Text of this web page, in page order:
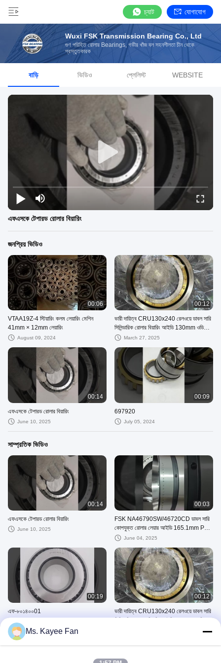
চ্যাট যোগাযোগ
Wuxi FSK Transmission Bearing Co., Ltd
গুণ পরিহিত রোলার Bearings, গভীর খাঁজ বল সহনশীলতা চীন থেকে
প্রস্তুতকারক
বাড়ি ভিডিও প্লেলিস্ট WEBSITE
এফএসকে টেপারড রোলার বিয়ারিং
জনপ্রিয় ভিডিও
00:06
VTAA19Z-4 স্টিয়ারিং কলম লেয়ারিং মেশিন
41mm × 12mm লেয়ারিং
August 09, 2024
00:12
ভারী দায়িত্ব CRU130x240 রেলওয়ে ডাবল সারি
সিলিন্ডারিক রোলার বিয়ারিং আইডি 130mm ওডি
240mmMarch 27, 2025
00:14
এফএসকে টেপারড রোলার বিয়ারিং
June 10, 2025
00:09
697920
July 05, 2024
সাম্প্রতিক ভিডিও
00:14
এফএসকে টেপারড রোলার বিয়ারিং
June 10, 2025
00:03
FSK NA46790SW/46720CD ডাবল সারি
কোপযুক্ত রোলার লেয়ার আইডি 165.1mm P6
P5 June 04, 2025
00:19
এফ-৮০১৪০০01
May 28, 2025
00:12
ভারী দায়িত্ব CRU130x240 রেলওয়ে ডাবল সারি
Ms. Kayee Fan